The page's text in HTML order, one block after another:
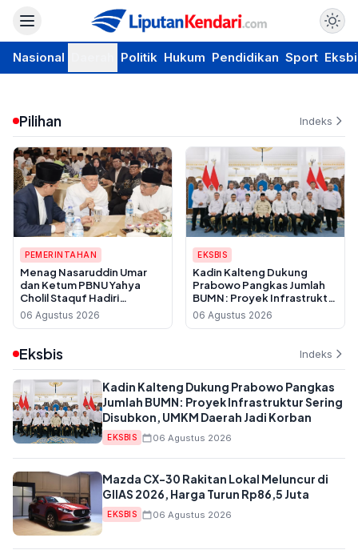
Nasional Politik Hukum Pendidikan Sport
Pilihan Indeks
PEMERINTAHAN
Menag Nasaruddin Umar
dan Ketum PBNU Yahya
Cholil Staquf Hadiri
Peluncuran Buku Pemikiran
KH Ma'ruf Amin Jelang
06 Agustus 2026
EKSBIS
Kadin Kalteng Dukung
Prabowo Pangkas Jumlah
BUMN: Proyek Infrastruktur
Sering Disubkon, UMKM
Daerah Jadi Korban
06 Agustus 2026
Eksbis Indeks
Kadin Kalteng Dukung Prabowo Pangkas
Jumlah BUMN: Proyek Infrastruktur Sering
Disubkon, UMKM Daerah Jadi Korban
EKSBIS 06 Agustus 2026
Mazda CX-30 Rakitan Lokal Meluncur di
GIIAS 2026, Harga Turun Rp86,5 Juta
EKSBIS 06 Agustus 2026